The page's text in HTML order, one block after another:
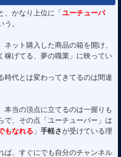
、かなり上位に「ユーチューバ
。
ット購入した商品の箱を開け、
稼げてる、夢の職業」に映ってい
時代とは変わってきてるのは間違
本当の頂点に立てるのは一握りも
で、その点「ユーチューバー」は
もなれる 」 手軽さが受けている理
ば、すぐにでも自分のチャンネル